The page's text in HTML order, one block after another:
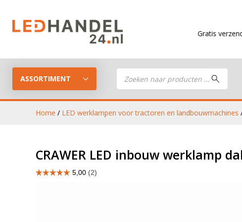
Gratis verzending vanaf
ASSORTIMENT
Producten
zoeken
LED Guide
Stel je eigen LED-pakket samen
LED werklampen
Home / LED werklampen voor tractoren en landbouwmachines
CRAWER LED inbouw werklamp